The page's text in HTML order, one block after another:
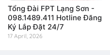
Tổng Đài FPT Lạng Sơn -
098.1489.411 Hotline Đăng
Ký Lắp Đặt 24/7
17 April, 2026